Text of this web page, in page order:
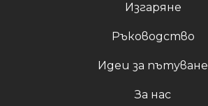
Изгаряне
Ръководство
Идеи за пътуване
За нас